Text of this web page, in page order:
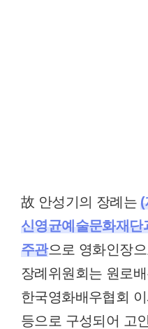
故 안성기의 장례는(
신영균예술문화재
주관으로 영화인장
장례위원회는 원로
한국영화배우협회
등으로 구성되어 고